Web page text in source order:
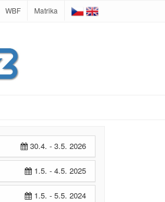
WBF Matrika
30.4. - 3.5. 2026
1.5. - 4.5. 2025
1.5. - 5.5. 2024